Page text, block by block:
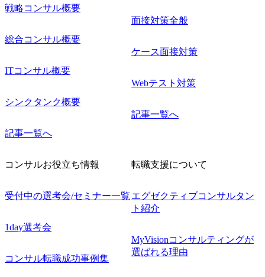
戦略コンサル概要
総合コンサル概要
ITコンサル概要
シンクタンク概要
記事一覧へ
面接対策全般
ケース面接対策
Webテスト対策
記事一覧へ
コンサルお役立ち情報
受付中の選考会/セミナー一覧
1day選考会
コンサル転職成功事例集
転職支援について
エグゼクティブコンサルタン
ト紹介
MyVisionコンサルティングが
選ばれる理由